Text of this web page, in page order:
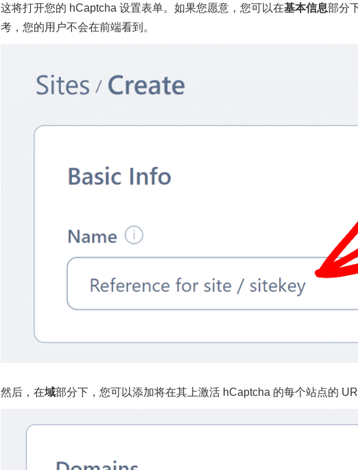
这将打开您的 hCaptcha 设置表单。如果您愿意，您可以在基本信息部分
考，您的用户不会在前端看到。
然后，在域部分下，您可以添加将在其上激活 hCaptcha 的每个站点的